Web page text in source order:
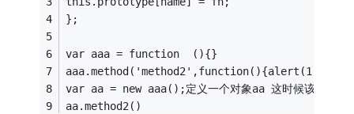
};
var aaa = function  (){}
aaa.method('method2',function(){alert(1)}) //给
var aa = new aaa();定义一个对象aa 这时候该对象已
aa.method2()